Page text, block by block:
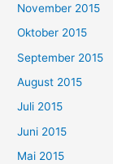
November 2015
Oktober 2015
September 2015
August 2015
Juli 2015
Juni 2015
Mai 2015